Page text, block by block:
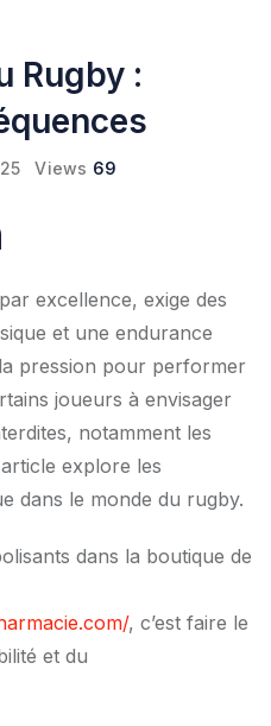
Rugby :
Views 69
excellence, exige des
et une endurance
pression pour performer
joueurs à envisager
notamment les
explore les
dans le monde du rugby.
dans la boutique de
, c’est faire le
et du